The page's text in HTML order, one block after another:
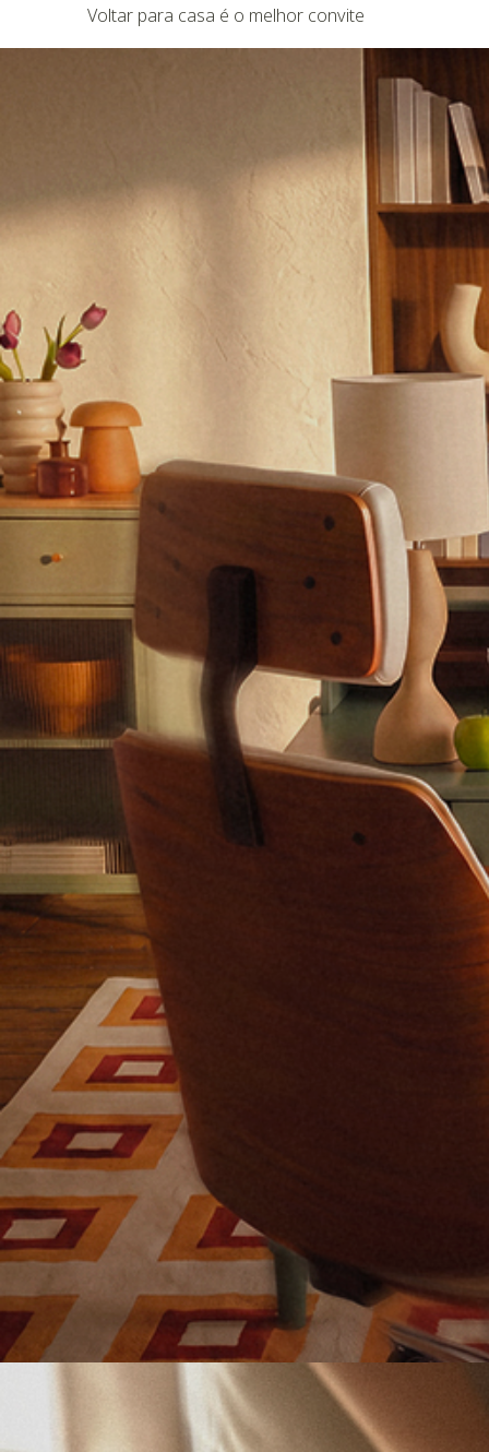
Voltar para casa é o melhor convite